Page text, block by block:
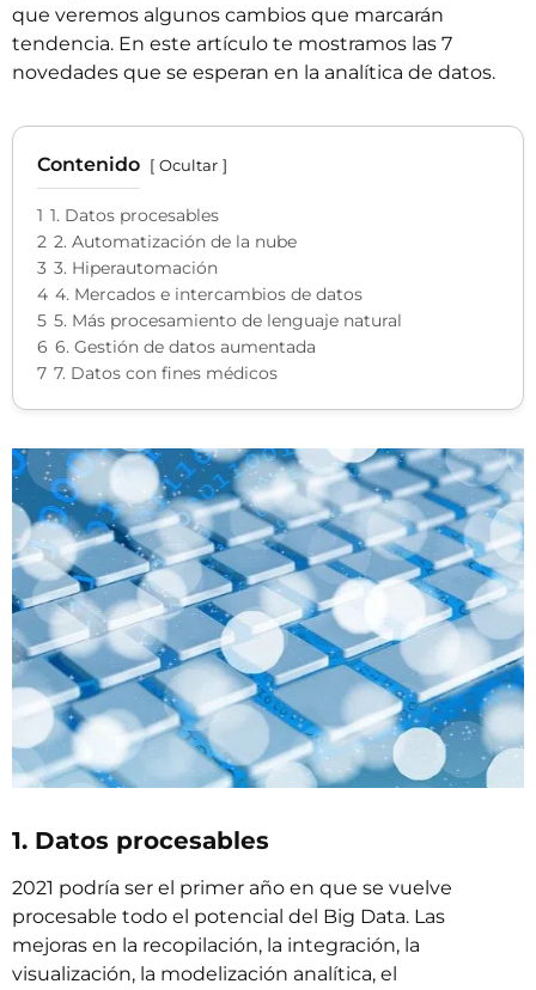
que veremos algunos cambios que marcarán
tendencia. En este artículo te mostramos las 7
novedades que se esperan en la analítica de datos.
Contenido Ocultar
1 1. Datos procesables
2 2. Automatización de la nube
3 3. Hiperautomación
4 4. Mercados e intercambios de datos
5 5. Más procesamiento de lenguaje natural
6 6. Gestión de datos aumentada
7 7. Datos con fines médicos
1. Datos procesables
2021 podría ser el primer año en que se vuelve
procesable todo el potencial del Big Data. Las
mejoras en la recopilación, la integración, la
visualización, la modelización analítica, el